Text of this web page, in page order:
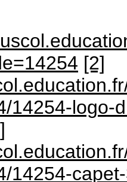
[2]
14254-logo-
14254-